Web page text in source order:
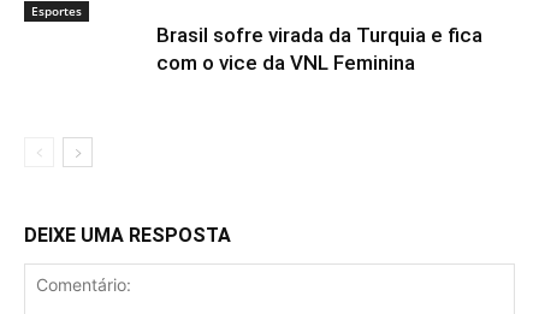
Esportes
Brasil sofre virada da Turquia e fica
com o vice da VNL Feminina
DEIXE UMA RESPOSTA